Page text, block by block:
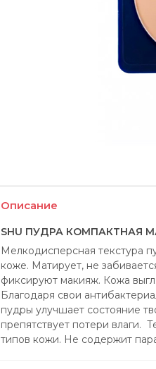
Описание
SHU ПУДРА КОМПАКТНАЯ
Мелкодисперсная текстура
коже. Матирует, не
фиксируют макияж. Кожа
Благодаря свои
пудры улучшает состояние
препятствует потери влаги.
типов кожи. Не содержит